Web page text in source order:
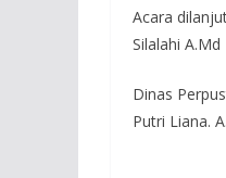
Acara
Silalahi A.Md
Dinas
Putri Liana.